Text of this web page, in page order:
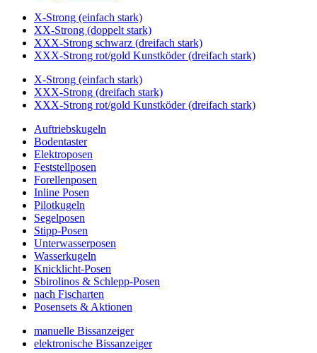
X-Strong (einfach stark)
XX-Strong (doppelt stark)
XXX-Strong schwarz (dreifach stark)
XXX-Strong rot/gold Kunstköder (dreifach stark)
X-Strong (einfach stark)
XXX-Strong (dreifach stark)
XXX-Strong rot/gold Kunstköder (dreifach stark)
Auftriebskugeln
Bodentaster
Elektroposen
Feststellposen
Forellenposen
Inline Posen
Pilotkugeln
Segelposen
Stipp-Posen
Unterwasserposen
Wasserkugeln
Knicklicht-Posen
Sbirolinos & Schlepp-Posen
nach Fischarten
Posensets & Aktionen
manuelle Bissanzeiger
elektronische Bissanzeiger